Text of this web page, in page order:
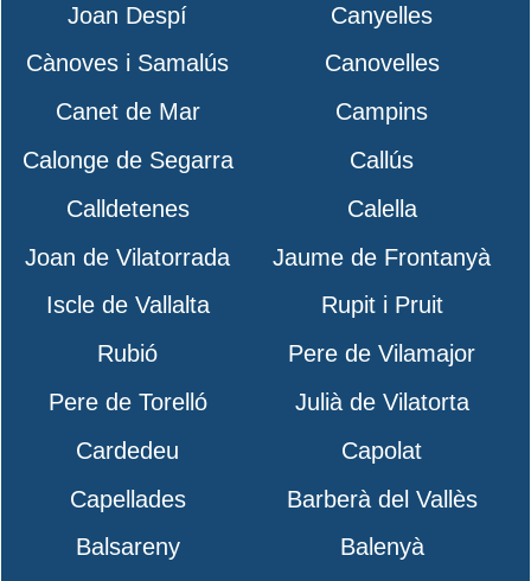
Joan Despí
Canyelles
Cànoves i Samalús
Canovelles
Canet de Mar
Campins
Calonge de Segarra
Callús
Calldetenes
Calella
Joan de Vilatorrada
Jaume de Frontanyà
Iscle de Vallalta
Rupit i Pruit
Rubió
Pere de Vilamajor
Pere de Torelló
Julià de Vilatorta
Cardedeu
Capolat
Capellades
Barberà del Vallès
Balsareny
Balenyà